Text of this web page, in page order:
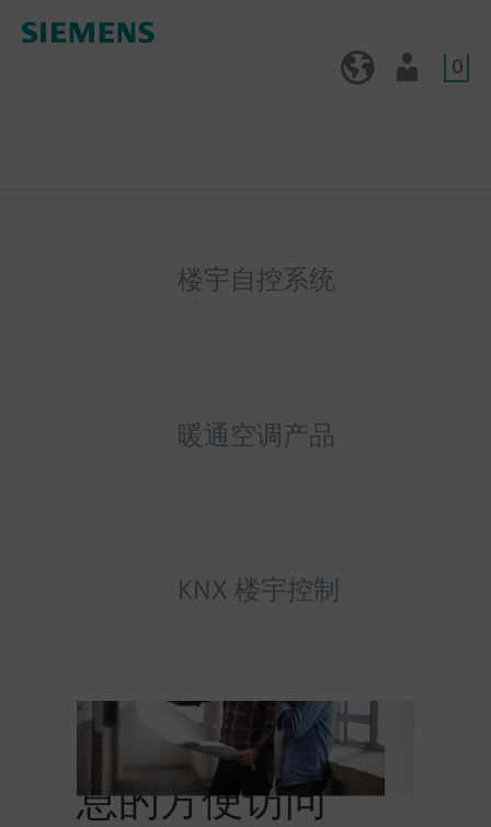
0
楼宇自控系统
暖通空调产品
KNX 楼宇控制
HIT提供对产品信
息的方便访问